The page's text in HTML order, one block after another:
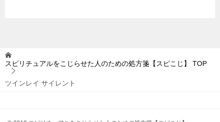
スピリチュアルをこじらせた人のための処方箋【スピこじ】 TOP
ツインレイ サイレント